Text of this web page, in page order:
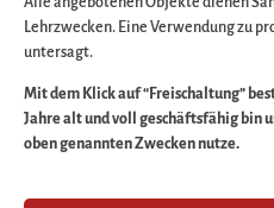
Lehrzwecken. Eine Verwendung zu
untersagt.
Mit dem Klick auf “Freischaltung”
Jahre alt und voll geschäftsfähig bin
oben genannten Zwecken nutze.